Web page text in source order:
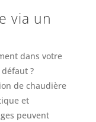
via un
dans votre
?
de chaudière
et
peuvent